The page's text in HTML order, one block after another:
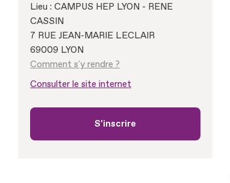
Lieu : CAMPUS HEP LYON - RENE
CASSIN
7 RUE JEAN-MARIE LECLAIR
69009 LYON
Comment s'y rendre ?
Consulter le site internet
S'inscrire